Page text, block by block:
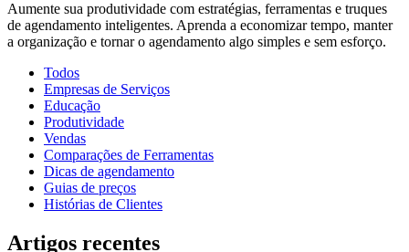
Aumente sua produtividade com estratégias, ferramentas e truques
de agendamento inteligentes. Aprenda a economizar tempo, manter
a organização e tornar o agendamento algo simples e sem esforço.
Todos
Empresas de Serviços
Educação
Produtividade
Vendas
Comparações de Ferramentas
Dicas de agendamento
Guias de preços
Histórias de Clientes
Artigos recentes